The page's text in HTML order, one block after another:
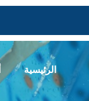
الرئيسية